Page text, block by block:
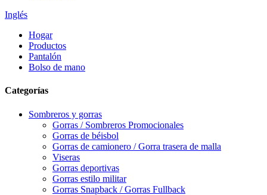
Inglés
Hogar
Productos
Pantalón
Bolso de mano
Categorías
Sombreros y gorras
Gorras / Sombreros Promocionales
Gorras de béisbol
Gorras de camionero / Gorra trasera de malla
Viseras
Gorras deportivas
Gorras estilo militar
Gorras Snapback / Gorras Fullback